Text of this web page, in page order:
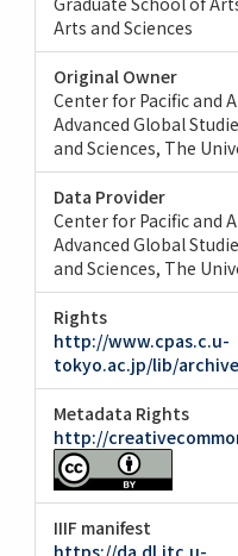
Arts and Sciences
Original Owner
Center for Pacific and
Advanced Global
and Sciences, The
Data Provider
Center for Pacific and
Advanced Global
and Sciences, The
Rights
http://www.cpas.c.u-
tokyo.ac.jp/lib/
Metadata Rights
http://
IIIF manifest
https://da.dl.itc.u-